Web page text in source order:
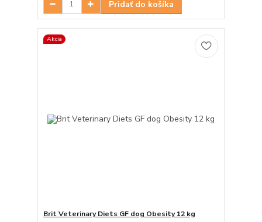
Pridať do košíka
Akcia
Brit Veterinary Diets GF dog Obesity 12 kg